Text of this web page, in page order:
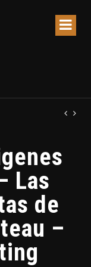
Unidos y abre la pista
Las
de
–